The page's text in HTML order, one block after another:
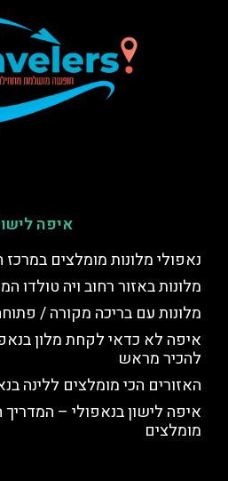
איפה
נאפולי מלונות מומלצים במרכז
מלונות באזור רחוב ויה טולדו
מלונות עם בריכה מקורה /
איפה לא כדאי לקחת מלון
להכיר מראש
האזורים הכי מומלצים ללינה
איפה לישון בנאפולי – המדריך
מומלצים